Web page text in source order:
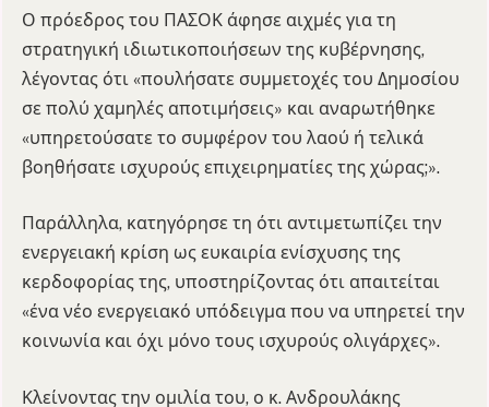
Ο πρόεδρος του ΠΑΣΟΚ άφησε αιχμές για τη
στρατηγική ιδιωτικοποιήσεων της κυβέρνησης,
λέγοντας ότι «πουλήσατε συμμετοχές του Δημοσίου
σε πολύ χαμηλές αποτιμήσεις» και αναρωτήθηκε
«υπηρετούσατε το συμφέρον του λαού ή τελικά
βοηθήσατε ισχυρούς επιχειρηματίες της χώρας;».
Παράλληλα, κατηγόρησε τη ότι αντιμετωπίζει την
ενεργειακή κρίση ως ευκαιρία ενίσχυσης της
κερδοφορίας της, υποστηρίζοντας ότι απαιτείται
«ένα νέο ενεργειακό υπόδειγμα που να υπηρετεί την
κοινωνία και όχι μόνο τους ισχυρούς ολιγάρχες».
Κλείνοντας την ομιλία του, ο κ. Ανδρουλάκης